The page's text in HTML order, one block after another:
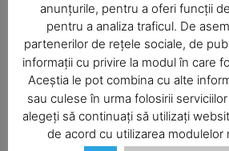
SUBSCRIBE NOW
anunțurile, pentru a oferi funcții
pentru a analiza traficul. De
partenerilor de rețele sociale, de
informații cu privire la modul în care
Aceștia le pot combina cu alte
sau culese în urma folosirii
alegeți să continuați să utilizați
de acord cu utilizarea modulelor